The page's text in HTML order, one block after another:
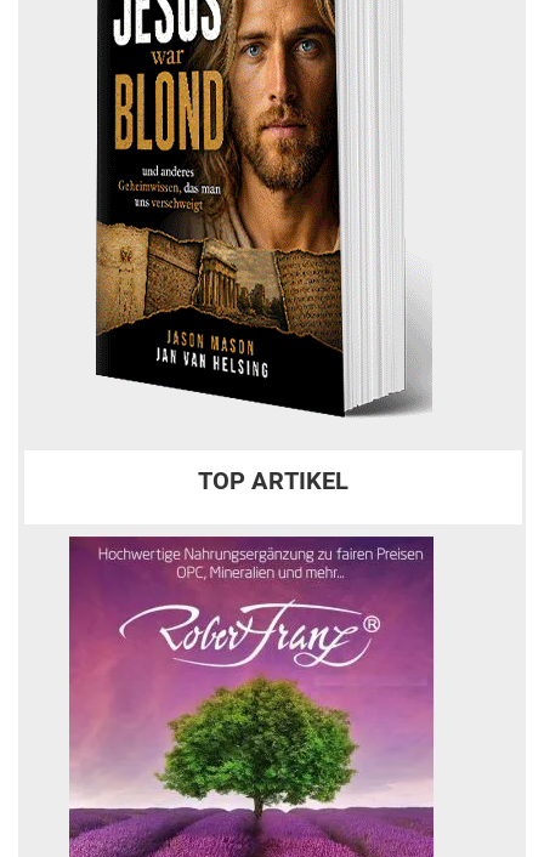
TOP ARTIKEL